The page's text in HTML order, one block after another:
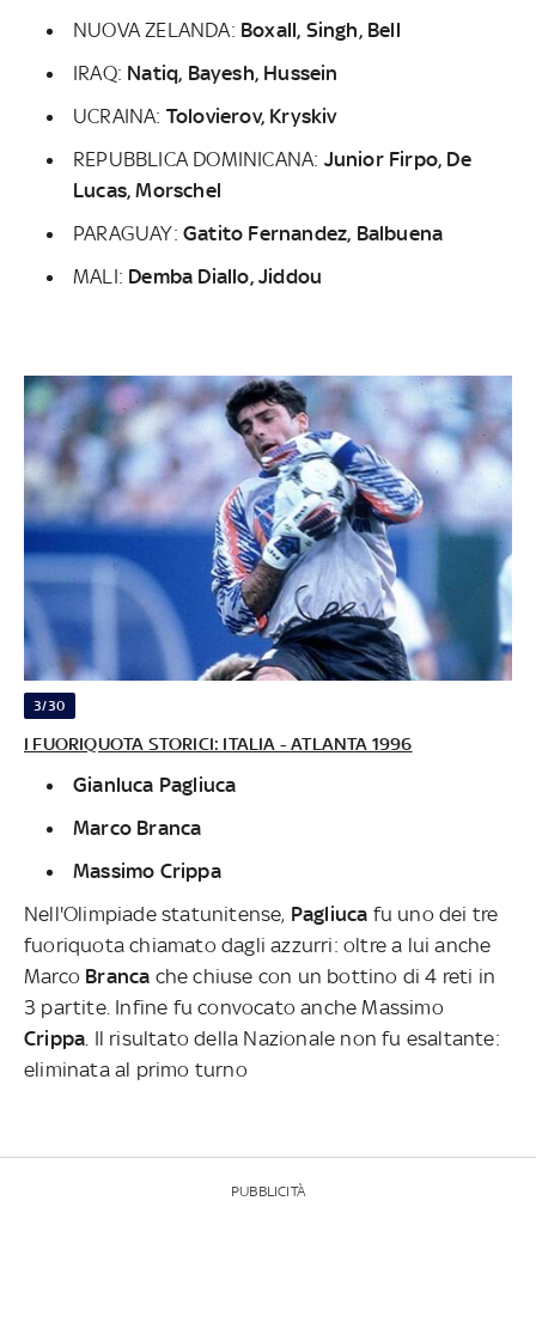
NUOVA ZELANDA: Boxall, Singh, Bell
IRAQ: Natiq, Bayesh, Hussein
UCRAINA: Tolovierov, Kryskiv
REPUBBLICA DOMINICANA: Junior Firpo, De
Lucas, Morschel
PARAGUAY: Gatito Fernandez, Balbuena
MALI: Demba Diallo, Jiddou
3/30
I FUORIQUOTA STORICI: ITALIA - ATLANTA 1996
Gianluca Pagliuca
Marco Branca
Massimo Crippa
Nell'Olimpiade statunitense, Pagliuca fu uno dei tre
fuoriquota chiamato dagli azzurri: oltre a lui anche
Marco Branca che chiuse con un bottino di 4 reti in
3 partite. Infine fu convocato anche Massimo
Crippa . Il risultato della Nazionale non fu esaltante:
eliminata al primo turno
PUBBLICITÀ